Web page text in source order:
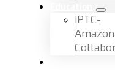
IPTC-
Amazon